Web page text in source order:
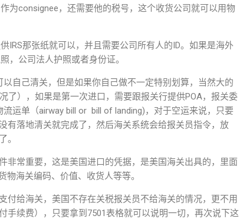
为consignee，还需要他的税号，这个收货公司就可以用物
IRS那张纸就可以，并且需要公司所有人的ID。如果是海外
，公司法人护照或者身份证。
自己清关，但是如果你自己做不一定特别划算，当然大的
了），如果是第一次进口，需要跟报关行提供POA，报关委
运单（airway bill or bill of landing)，对于空运来说，只要
有落地清关就完成了，然后海关系统会给报关员指令，放
。
非常重要，这是美国进口的凭据，是美国海关出具的，里面
海关编码、价值、收货人等等。
付给海关，美国不存在关税报关员不给海关的情况，更不用
手续费），只要拿到7501表格就可以说明一切，再次说下这